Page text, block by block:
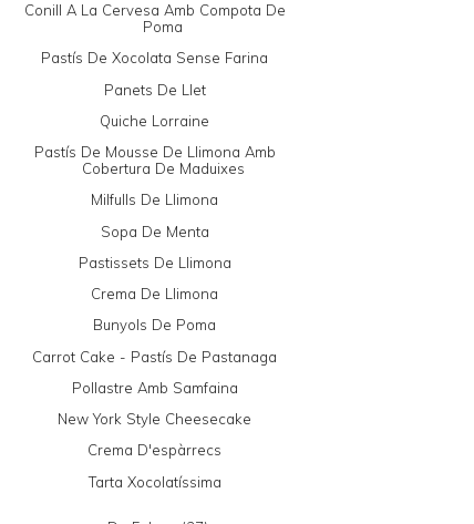
Conill A La Cervesa Amb Compota De
Poma
Pastís De Xocolata Sense Farina
Panets De Llet
Quiche Lorraine
Pastís De Mousse De Llimona Amb
Cobertura De Maduixes
Milfulls De Llimona
Sopa De Menta
Pastissets De Llimona
Crema De Llimona
Bunyols De Poma
Carrot Cake - Pastís De Pastanaga
Pollastre Amb Samfaina
New York Style Cheesecake
Crema D'espàrrecs
Tarta Xocolatíssima